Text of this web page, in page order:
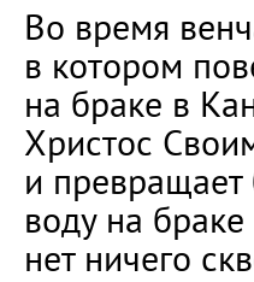
Во время
в котором
на браке в
Христос
и
воду на
нет ничего